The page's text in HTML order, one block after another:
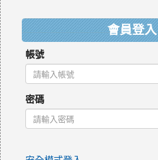
會員登入
帳號
密碼